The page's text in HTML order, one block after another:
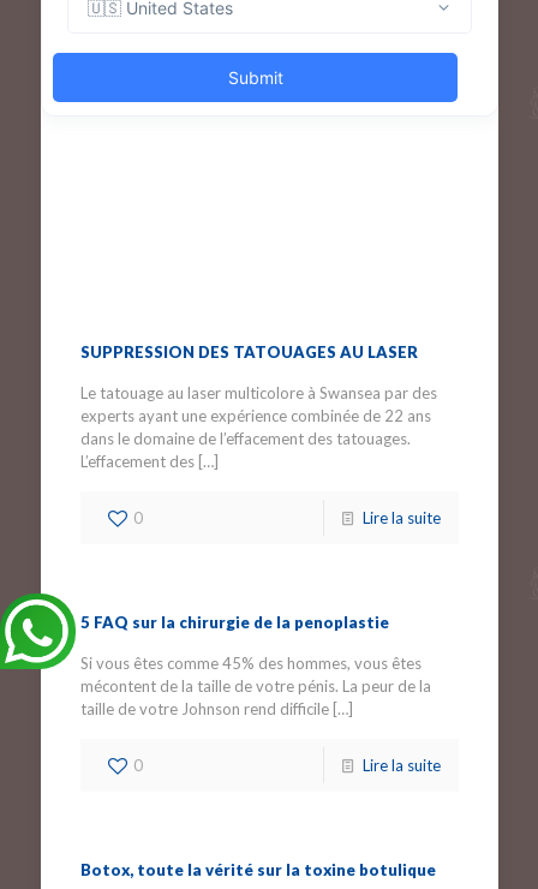
SUPPRESSION DES TATOUAGES AU LASER
Le tatouage au laser multicolore à Swansea par des
experts ayant une expérience combinée de 22 ans
dans le domaine de l’effacement des tatouages.
L’effacement des[…]
0 Lire la suite
5 FAQ sur la chirurgie de la penoplastie
Si vous êtes comme 45% des hommes, vous êtes
mécontent de la taille de votre pénis. La peur de la
taille de votre Johnson rend difficile[…]
0 Lire la suite
Botox, toute la vérité sur la toxine botulique